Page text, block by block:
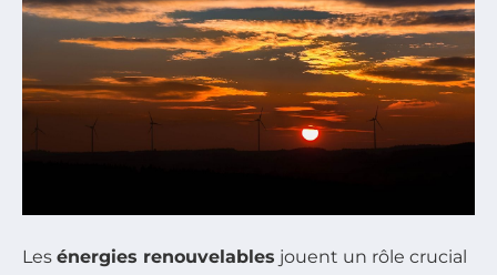
Les énergies renouvelables jouent un rôle crucial